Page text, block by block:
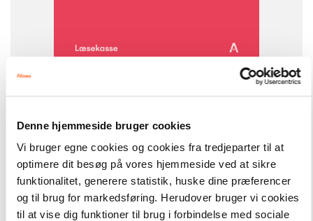
Denne hjemmeside bruger cookies
Vi bruger egne cookies og cookies fra tredjeparter til at
optimere dit besøg på vores hjemmeside ved at sikre
funktionalitet, generere statistik, huske dine præferencer
og til brug for markedsføring. Herudover bruger vi cookies
til at vise dig funktioner til brug i forbindelse med sociale
- +
Læs sammen i udskolingen
Dansk
NIVEAU
2. klasse 3. klasse 4. klasse 5. klasse 6. klasse